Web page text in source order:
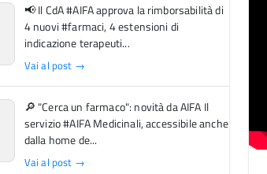
📢 Il CdA #AIFA approva la rimborsabilità di
4 nuovi #farmaci, 4 estensioni di
indicazione terapeuti...
Vai al post →
🔎 "Cerca un farmaco": novità da AIFA Il
servizio #AIFA Medicinali, accessibile anche
dalla home de...
Vai al post →